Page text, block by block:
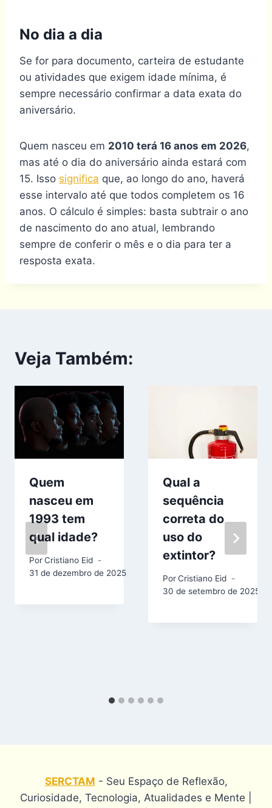
No dia a dia
Se for para documento, carteira de estudante
ou atividades que exigem idade mínima, é
sempre necessário confirmar a data exata do
aniversário.
Quem nasceu em 2010 terá 16 anos em 2026,
mas até o dia do aniversário ainda estará com
15. Isso significa que, ao longo do ano, haverá
esse intervalo até que todos completem os 16
anos. O cálculo é simples: basta subtrair o ano
de nascimento do ano atual, lembrando
sempre de conferir o mês e o dia para ter a
resposta exata.
Veja Também:
Quem
nasceu em
1993 tem
qual idade?
PorCristiano Eid
31 de dezembro de 2025
Qual a
sequência
correta do
uso do
extintor?
PorCristiano Eid
30 de setembro de 2025
SERCTAM - Seu Espaço de Reflexão,
Curiosidade, Tecnologia, Atualidades e Mente |